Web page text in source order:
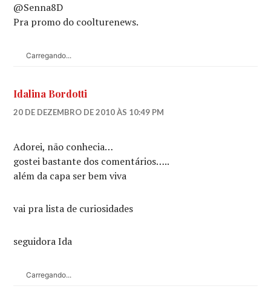
@Senna8D
Pra promo do coolturenews.
Carregando...
Idalina Bordotti
20 DE DEZEMBRO DE 2010 ÀS 10:49 PM
Adorei, não conhecia…
gostei bastante dos comentários…..
além da capa ser bem viva
vai pra lista de curiosidades
seguidora Ida
Carregando...